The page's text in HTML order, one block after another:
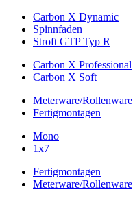
Carbon X Dynamic
Spinnfaden
Stroft GTP Typ R
Carbon X Professional
Carbon X Soft
Meterware/Rollenware
Fertigmontagen
Mono
1x7
Fertigmontagen
Meterware/Rollenware